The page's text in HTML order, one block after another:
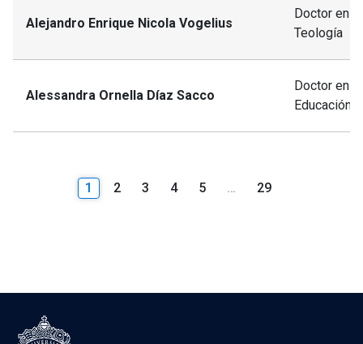
Alejandro Enrique Nicola Vogelius
Doctor en
Teología
Alessandra Ornella Díaz Sacco
Doctor en
Educación
1 2 3 4 5 … 29